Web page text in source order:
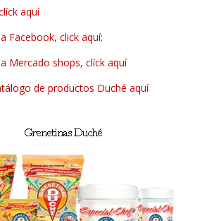
aquí
Facebook, click aquí;
Mercado shops, clíck aquí
de productos Duché aquí